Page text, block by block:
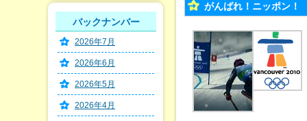
がんばれ！ニッポン！
バックナンバー
2026年7月
2026年6月
2026年5月
2026年4月